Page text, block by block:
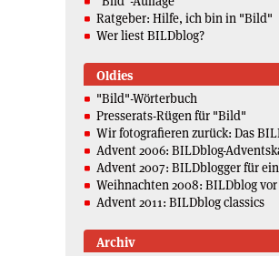
Ratgeber: Hilfe, ich bin in "Bild"
Wer liest BILDblog?
Oldies
"Bild"-Wörterbuch
Presserats-Rügen für "Bild"
Wir fotografieren zurück: Das
Advent 2006: BILDblog-
Advent 2007: BILDblogger für
Weihnachten 2008: BILDblog
Advent 2011: BILDblog classics
Archiv